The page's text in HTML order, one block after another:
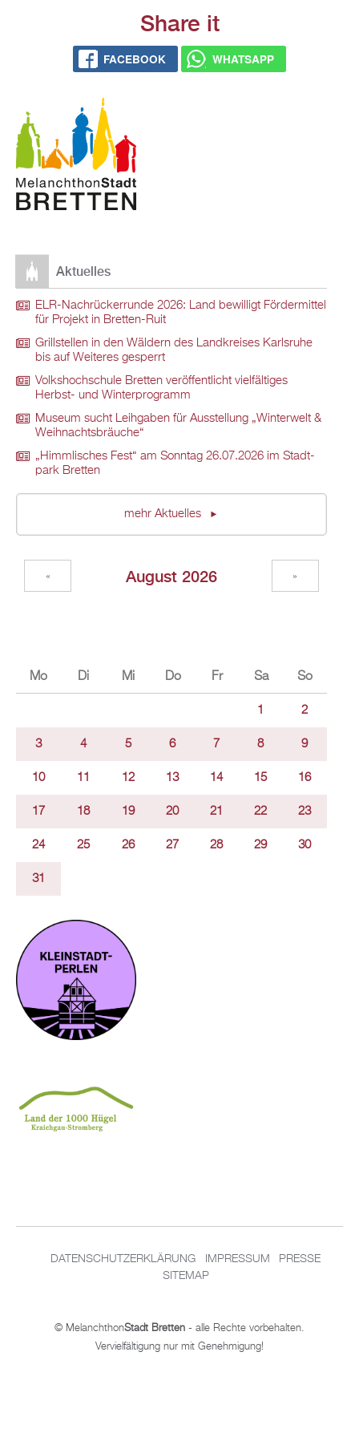
Share it
FACE­BOOK WHATS­APP
Ak­tu­el­les
ELR-Nach­rü­ck­er­run­de 2026: Land be­wil­ligt För­der­mit­tel
für Pro­jekt in Brett­en-Ruit
Grill­stel­len in den Wäl­dern des Land­krei­ses Karls­ru­he
bis auf Wei­te­res ge­sperrt
Volks­hoch­schu­le Brett­en ver­öf­fent­licht viel­fäl­ti­ges
Herbst- und Win­ter­pro­gramm
Mu­se­um sucht Leih­ga­ben für Aus­stel­lung „Win­ter­welt &
Weih­nachts­bräu­che“
„Himm­li­sches Fest“ am Sonn­tag 26.07.2026 im Stadt­
park Brett­en
mehr Ak­tu­el­les
Au­gust 2026
« »
Mo Di Mi Do Fr Sa So
1 2
3 4 5 6 7 8 9
10 11 12 13 14 15 16
17 18 19 20 21 22 23
24 25 26 27 28 29 30
31
DA­TEN­SCHUT­Z­ER­KLÄ­RUNG IM­PRES­SUM
PRES­SE
SITEMAP
© Me­lan­chthonStadt Brett­en - alle Rech­te vor­be­hal­ten.
Ver­viel­fäl­ti­gung nur mit Ge­neh­mi­gung!